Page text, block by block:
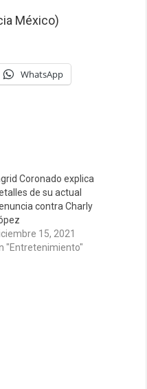
México)
WhatsApp
Coronado explica
de su actual
contra Charly
15, 2021
"Entretenimiento"